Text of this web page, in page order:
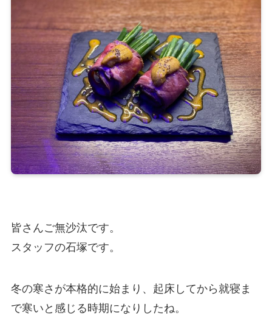
皆さんご無沙汰です。
スタッフの石塚です。
冬の寒さが本格的に始まり、起床してから就寝ま
で寒いと感じる時期になりしたね。